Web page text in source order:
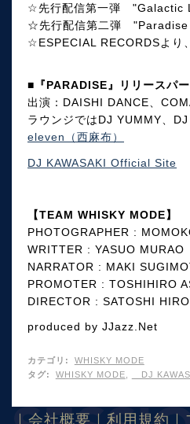
☆先行配信第一弾 "Galactic
☆先行配信第二弾 "Paradise
☆ESPECIAL RECORDSより
■『PARADISE』リリースパ
出演：DAISHI DANCE、
ラウンジではDJ YUMMY、
eleven（西麻布）
DJ KAWASAKI Official Site
【TEAM WHISKY MODE】
PHOTOGRAPHER :
WRITTER : YASUO MURAO
NARRATOR : MAKI
PROMOTER : TOSHIHIRO
DIRECTOR : SATOSHI
produced by JJazz.Net
カテゴリ :
WHISKY MODE
タグ: WHISKY MODE DJ
会社概要 利用規約